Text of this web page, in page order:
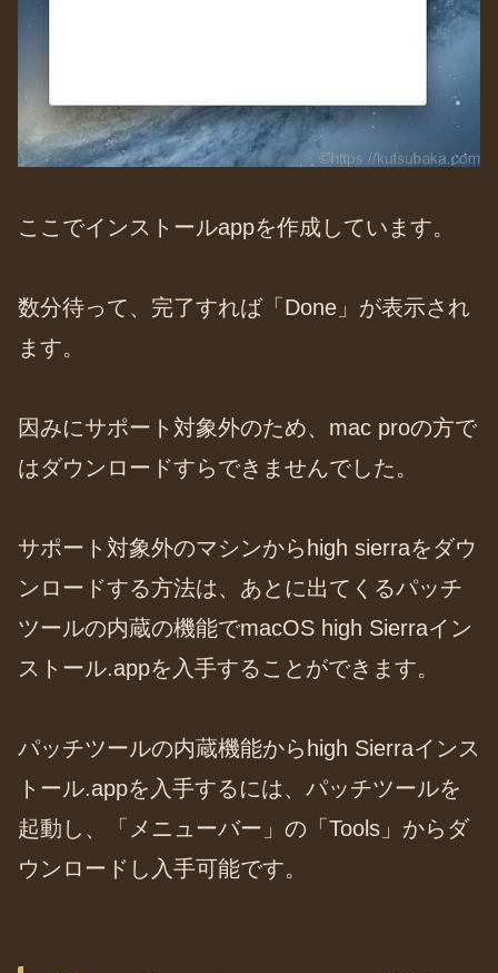
ここでインストールappを作成しています。
数分待って、完了すれば「Done」が表示され
ます。
因みにサポート対象外のため、mac proの方で
はダウンロードすらできませんでした。
サポート対象外のマシンからhigh sierraをダウ
ンロードする方法は、あとに出てくるパッチ
ツールの内蔵の機能でmacOS high Sierraイン
ストール.appを入手することができます。
パッチツールの内蔵機能からhigh Sierraインス
トール.appを入手するには、パッチツールを
起動し、「メニューバー」の「Tools」からダ
ウンロードし入手可能です。